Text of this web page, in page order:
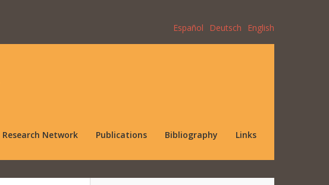
Español Deutsch English
Research Network Publications Bibliography Links